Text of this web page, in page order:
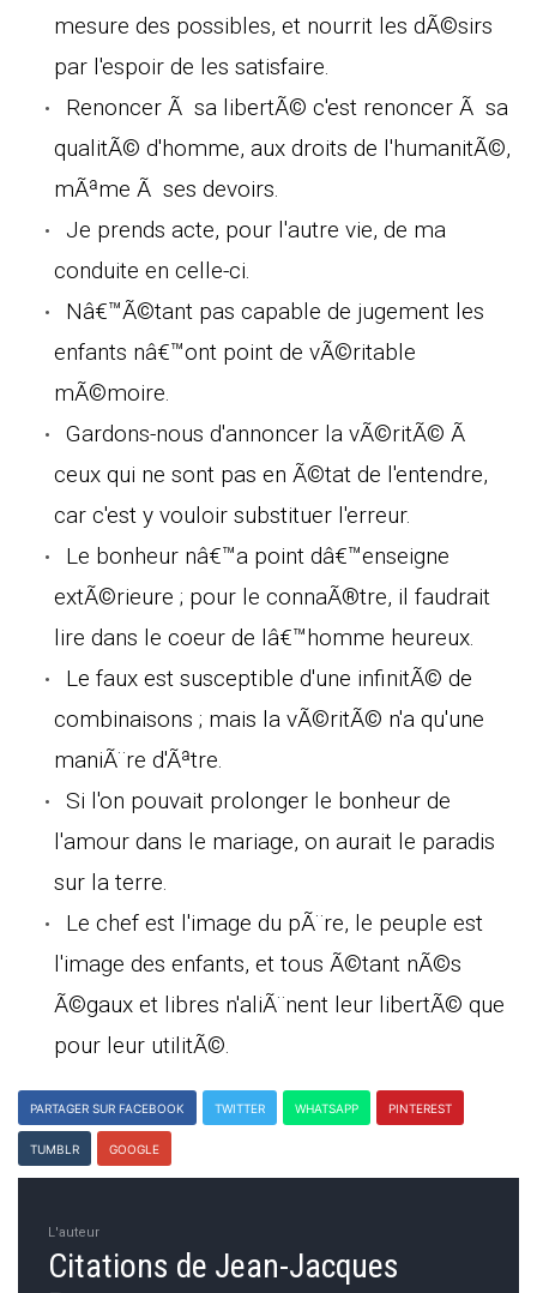
mesure des possibles, et nourrit les dÃ©sirs
par l'espoir de les satisfaire.
Renoncer Ã sa libertÃ© c'est renoncer Ã sa
qualitÃ© d'homme, aux droits de l'humanitÃ©,
mÃªme Ã ses devoirs.
Je prends acte, pour l'autre vie, de ma
conduite en celle-ci.
Nâ€™Ã©tant pas capable de jugement les
enfants nâ€™ont point de vÃ©ritable
mÃ©moire.
Gardons-nous d'annoncer la vÃ©ritÃ© Ã
ceux qui ne sont pas en Ã©tat de l'entendre,
car c'est y vouloir substituer l'erreur.
Le bonheur nâ€™a point dâ€™enseigne
extÃ©rieure ; pour le connaÃ®tre, il faudrait
lire dans le coeur de lâ€™homme heureux.
Le faux est susceptible d'une infinitÃ© de
combinaisons ; mais la vÃ©ritÃ© n'a qu'une
maniÃ¨re d'Ãªtre.
Si l'on pouvait prolonger le bonheur de
l'amour dans le mariage, on aurait le paradis
sur la terre.
Le chef est l'image du pÃ¨re, le peuple est
l'image des enfants, et tous Ã©tant nÃ©s
Ã©gaux et libres n'aliÃ¨nent leur libertÃ© que
pour leur utilitÃ©.
PARTAGER SUR FACEBOOK TWITTER WHATSAPP PINTEREST
TUMBLR GOOGLE
L'auteur
Citations de Jean-Jacques